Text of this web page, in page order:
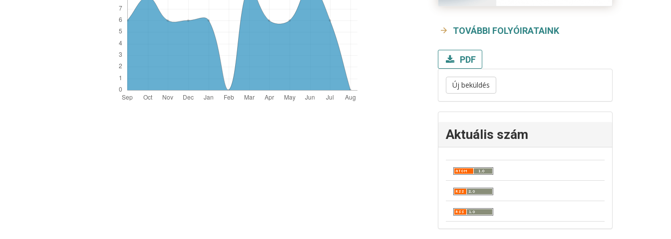
TOVÁBBI FOLYÓIRATAINK
PDF
Új beküldés
Aktuális szám